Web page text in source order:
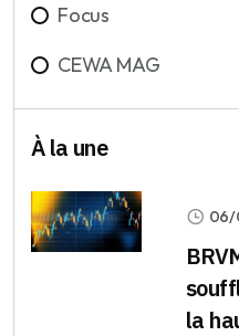
Focus
CEWA MAG
À la une
06/
la